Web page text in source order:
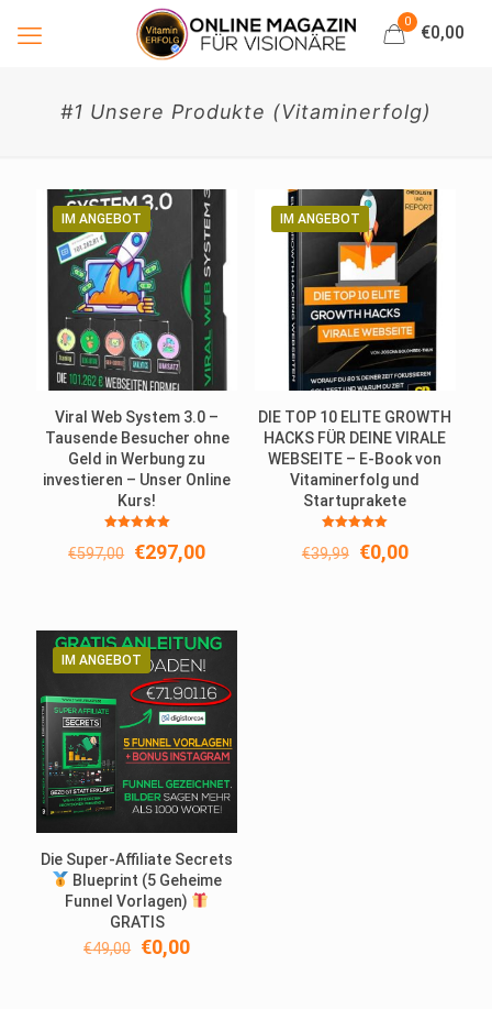
0
€0,00
#1 Unsere Produkte (Vitaminerfolg)
IM ANGEBOT
Viral Web System 3.0 –
Tausende Besucher ohne
Geld in Werbung zu
investieren – Unser Online
Kurs!
mit
€597,00 Ursprünglicher
€297,00Aktueller
IM ANGEBOT
DIE TOP 10 ELITE GROWTH
HACKS FÜR DEINE VIRALE
WEBSEITE – E-Book von
Vitaminerfolg und
Startuprakete
mit
€39,99 Ursprünglicher
Preis
€0,00Aktueller
IM ANGEBOT
Die Super-Affiliate Secrets
Blueprint (5 Geheime
Funnel Vorlagen)
GRATIS
€49,00 Ursprünglicher
Preis
€0,00Aktueller